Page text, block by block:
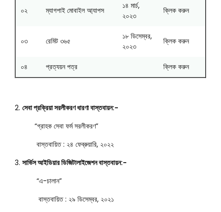
০২ ম্যাগপাই মোবাইল আ্যাপস
১৪ মার্চ,
২০২৩
ক্লিক করুন
০৩ রেমিট ৩৬৫
১৮ ডিসেম্বর,
২০২৩
ক্লিক করুন
০৪ প্রত্যয়ন পত্র ক্লিক করুন
সেবা প্রক্রিয়া সরলীকরণ ধারণা বাস্তবায়ন:-
“গ্রাহক সেবা ফর্ম সরলীকরণ”
বাস্তবায়িত : ২৪ ফেব্রুয়ারি, ২০২২
সার্ভিস আইডিয়ার ডিজিটালাইজেশন বাস্তবায়ন:-
“এ-চালান”
বাস্তবায়িত : ২৯ ডিসেম্বর, ২০২১